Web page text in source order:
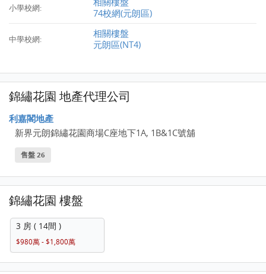
小學校網:
74校網(元朗區)
中學校網:
相關樓盤
元朗區(NT4)
錦繡花園 地產代理公司
利嘉閣地產
新界元朗錦繡花園商場C座地下1A, 1B&1C號舖
售盤 26
錦繡花園 樓盤
3 房 ( 14間 )
$980萬 - $1,800萬